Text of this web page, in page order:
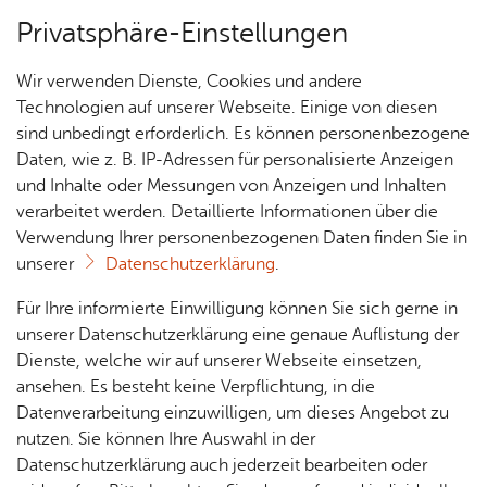
Über­sicht Bür­ger & Stadt
Rat­
haus &
Bür­
ger­
ser­vice
Rat­
häu­ser
Nach­
rich­
ten,
Vi­de­os
& Bil­
der
Me­di­
Jobs
Stel­
len­an­
ge­bo­te
Aus­bil­
dung &
Stu­di­
Bauen
& Um­
welt
Geo­
da­ten
Ge­
sund­
heit &
kum
Ver­an­stal­tungs­tipps
Ter­min spei­chern
Ver­an­stal­tung dru­cken
Vor­le­sen
im Zep­pe­lin­dorf: Haus- und
Gar­ten­füh­rung
Frei­tag, 28. Au­gust 2026
Privatsphäre-Einstellungen
Wir verwenden Dienste, Cookies und andere
Technologien auf unserer Webseite. Einige von diesen
sind unbedingt erforderlich. Es können personenbezogene
Daten, wie z. B. IP-Adressen für personalisierte Anzeigen
und Inhalte oder Messungen von Anzeigen und Inhalten
verarbeitet werden. Detaillierte Informationen über die
Verwendung Ihrer personenbezogenen Daten finden Sie in
unserer
Datenschutzerklärung.
Für Ihre informierte Einwilligung können Sie sich gerne in
unserer Datenschutzerklärung eine genaue Auflistung der
Dienste, welche wir auf unserer Webseite einsetzen,
ansehen. Es besteht keine Verpflichtung, in die
Datenverarbeitung einzuwilligen, um dieses Angebot zu
nutzen. Sie können Ihre Auswahl in der
Datenschutzerklärung auch jederzeit bearbeiten oder